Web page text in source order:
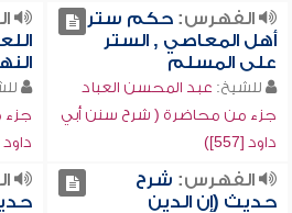
الفهرس:حكم ستر
أهل المعاصي , الستر
على المسلم
للشيخ: عبد المحسن العباد
جزء من محاضرة ( شرح سنن أبي
داود [557])
جزء
داود
الفهرس: شرح
حديث (إن الدين